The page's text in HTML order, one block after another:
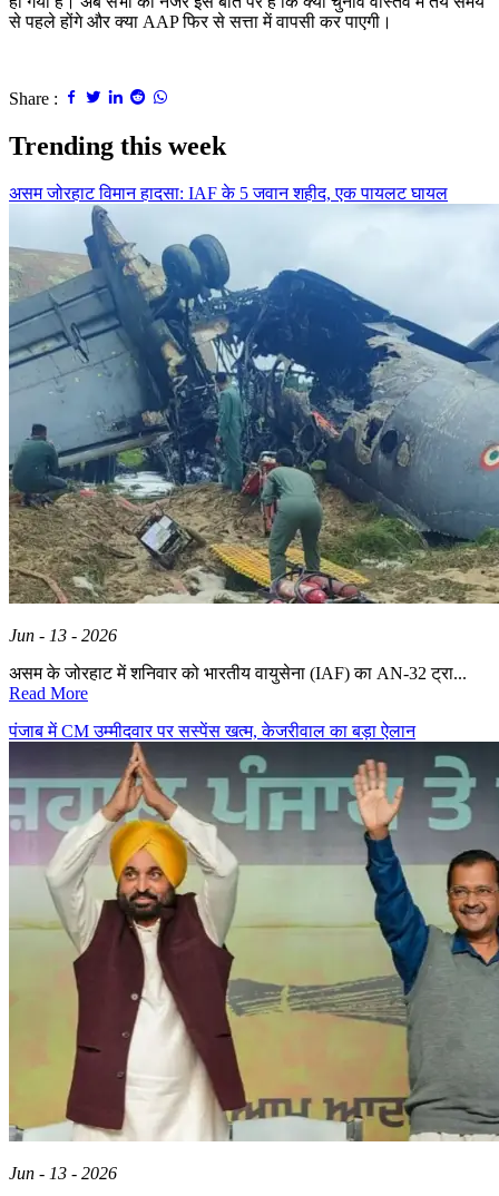
से पहले होंगे और क्या AAP फिर से सत्ता में वापसी कर पाएगी।
Share :
Trending this week
असम जोरहाट विमान हादसा: IAF के 5 जवान शहीद, एक पायलट घायल
Jun - 13 - 2026
असम के जोरहाट में शनिवार को भारतीय वायुसेना (IAF) का AN-32 ट्रा...
Read More
पंजाब में CM उम्मीदवार पर सस्पेंस खत्म, केजरीवाल का बड़ा ऐलान
Jun - 13 - 2026